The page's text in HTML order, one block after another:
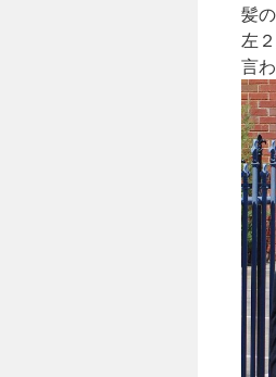
髪
左
言